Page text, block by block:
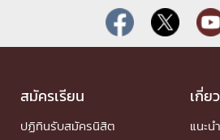
สมัครเรียน
ปฏิทินรับสมัครนิสิต
เกี่ย
แนะ